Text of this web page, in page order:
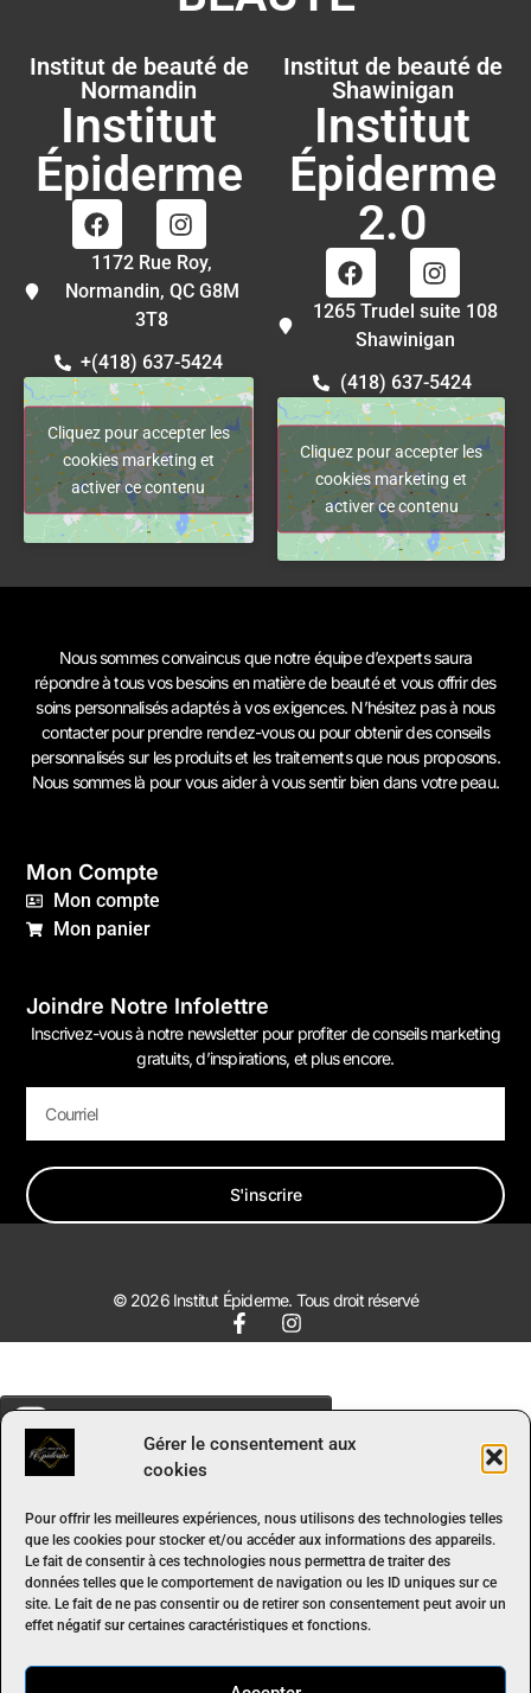
Gérer le consentement aux
cookies
Pour offrir les meilleures expériences, nous utilisons des technologies telles
que les cookies pour stocker et/ou accéder aux informations des appareils.
Le fait de consentir à ces technologies nous permettra de traiter des
données telles que le comportement de navigation ou les ID uniques sur ce
site. Le fait de ne pas consentir ou de retirer son consentement peut avoir un
effet négatif sur certaines caractéristiques et fonctions.
Institut de beauté de
Normandin
Institut
Épiderme
1172 Rue Roy,
Normandin, QC G8M
3T8
+(418) 637-5424
Cliquez pour accepter les
cookies marketing et
activer ce contenu
Institut de beauté de
Shawinigan
Institut
Épiderme
2.0
1265 Trudel suite 108
Shawinigan
(418) 637-5424
Cliquez pour accepter les
cookies marketing et
activer ce contenu
Nous sommes convaincus que notre équipe d’experts saura
répondre à tous vos besoins en matière de beauté et vous offrir des
soins personnalisés adaptés à vos exigences. N’hésitez pas à nous
contacterpour prendre rendez-vous ou pour obtenir des conseils
personnalisés sur les produits et les traitements que nous proposons.
Nous sommes là pour vous aider à vous sentir bien dans votre peau.
Mon Compte
Mon compte
Mon panier
Joindre Notre Infolettre
Inscrivez-vous à notre newsletter pour profiter de conseils marketing
gratuits, d’inspirations, et plus encore.
S'inscrire
© 2026 Institut Épiderme. Tous droit réservé